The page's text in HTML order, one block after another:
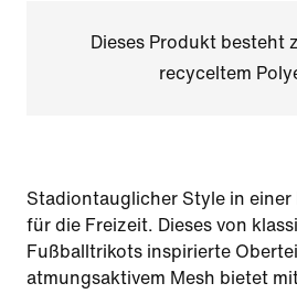
Dieses Produkt besteht
recyceltem
Stadiontauglicher Style in
für die Freizeit. Dieses von
Fußballtrikots inspirierte
atmungsaktivem Mesh bietet